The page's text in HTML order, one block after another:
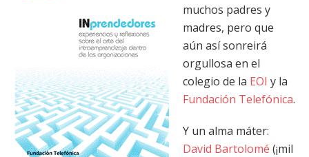
muchos padres y
madres, pero que
aún así sonreirá
orgullosa en el
colegio de la EOI y la
Fundación Telefónica.
Y un alma máter:
David Bartolomé (¡mil